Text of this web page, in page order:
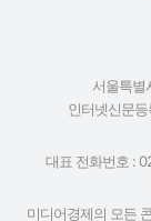
서울특별
인터넷신문
대표 전화번호 :
미디어경제의 모든